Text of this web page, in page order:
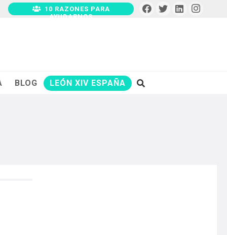
10 RAZONES PARA
AYUDARNOS
BLOG LEÓN XIV ESPAÑA